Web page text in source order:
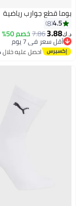
2
بوما قطع جوارب رياضية
4.5
8
د.ك‏3.88
7.86خصم 50%أقل سعر في 7 يوم
بتخلّص بسرعة
أقل سعر في 7 يوماحصل عليه خلال